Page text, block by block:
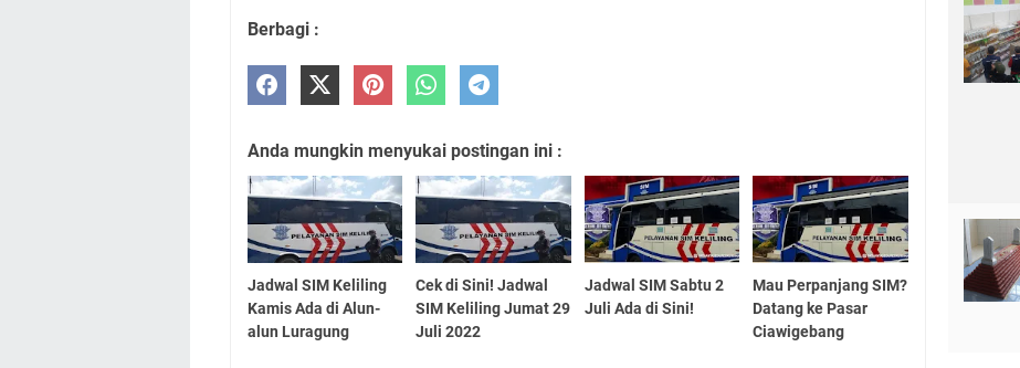
Berbagi :
Anda mungkin menyukai postingan ini :
Jadwal SIM Keliling
Kamis Ada di Alun-
alun Luragung
Cek di Sini! Jadwal
SIM Keliling Jumat 29
Juli 2022
Jadwal SIM Sabtu 2
Juli Ada di Sini!
Mau Perpanjang SIM?
Datang ke Pasar
Ciawigebang